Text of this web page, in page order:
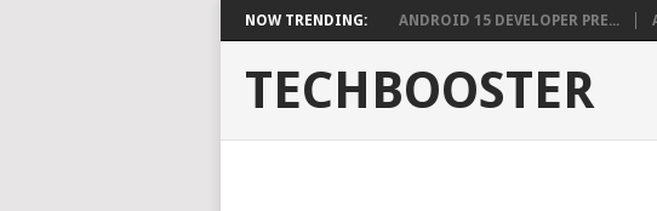
NOW TRENDING: ANDROID 15 DEVELOPER PRE...
TECHBOOSTER